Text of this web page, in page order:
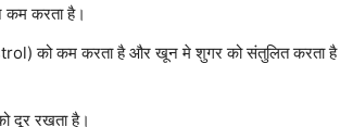
कम करता है।
को कम करता है और खून मे शुगर को संतुलित करता है
दूर रखता है।